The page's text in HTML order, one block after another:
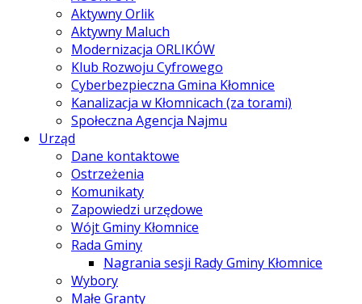
Aktywny Orlik
Aktywny Maluch
Modernizacja ORLIKÓW
Klub Rozwoju Cyfrowego
Cyberbezpieczna Gmina Kłomnice
Kanalizacja w Kłomnicach (za torami)
Społeczna Agencja Najmu
Urząd
Dane kontaktowe
Ostrzeżenia
Komunikaty
Zapowiedzi urzędowe
Wójt Gminy Kłomnice
Rada Gminy
Nagrania sesji Rady Gminy Kłomnice
Wybory
Małe Granty